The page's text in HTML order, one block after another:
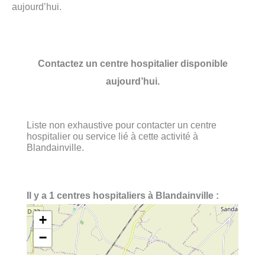
aujourd’hui.
Contactez un centre hospitalier disponible
aujourd’hui.
Liste non exhaustive pour contacter un centre
hospitalier ou service lié à cette activité à
Blandainville.
Il y a 1 centres hospitaliers à Blandainville :
+
−